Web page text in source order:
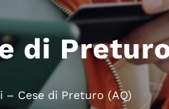
di
– Cese di Preturo (AQ)